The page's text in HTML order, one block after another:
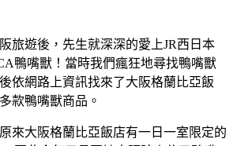
旅遊後，先生就深深的愛上JR西日本
鴨嘴獸！當時我們瘋狂地尋找鴨嘴獸
依網路上資訊找來了大阪格蘭比亞飯
款鴨嘴獸商品。
來大阪格蘭比亞飯店有一日一室限定的